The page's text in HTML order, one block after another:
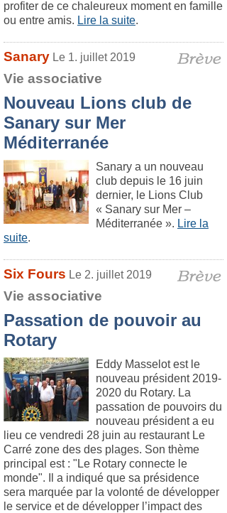
profiter de ce chaleureux moment en famille
ou entre amis. Lire la suite.
Sanary Le 1. juillet 2019
Vie associative
Nouveau Lions club de
Sanary sur Mer
Méditerranée
Sanary a un nouveau
club depuis le 16 juin
dernier, le Lions Club
« Sanary sur Mer –
Méditerranée ». Lire la
suite.
Six Fours Le 2. juillet 2019
Vie associative
Passation de pouvoir au
Rotary
Eddy Masselot est le
nouveau président 2019-
2020 du Rotary. La
passation de pouvoirs du
nouveau président a eu
lieu ce vendredi 28 juin au restaurant Le
Carré zone des des plages. Son thème
principal est : "Le Rotary connecte le
monde". Il a indiqué que sa présidence
sera marquée par la volonté de développer
le service et de développer l’impact des